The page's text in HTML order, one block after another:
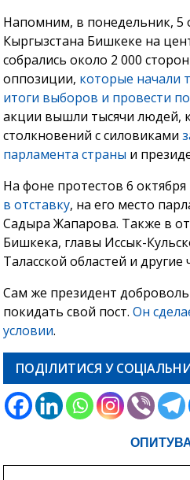
Напомним, в понедельник, 5
Кыргызстана Бишкеке на
собрались около 2 000
оппозиции, которые начали
итоги выборов и провести
акции вышли тысячи людей,
столкновений с силовиками
парламента страны и
На фоне протестов 6 октября
в отставку, на его место
Садыра Жапарова. Также в
Бишкека, главы Иссык-
Таласской областей и другие
Сам же президент
покидать свой пост.Он
условии.
ПОДІЛИТИСЯ У